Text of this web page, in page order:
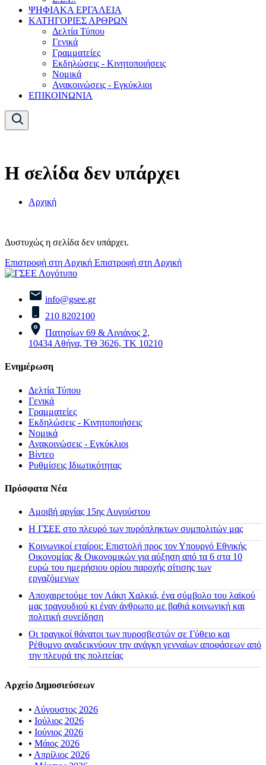
ΨΗΦΙΑΚΑ ΕΡΓΑΛΕΙΑ
ΚΑΤΗΓΟΡΙΕΣ ΑΡΘΡΩΝ
Δελτία Τύπου
Γενικά
Γραμματείες
Εκδηλώσεις - Κινητοποιήσεις
Νομικά
Ανακοινώσεις - Εγκύκλιοι
ΕΠΙΚΟΙΝΩΝΙΑ
Η σελίδα δεν υπάρχει
Αρχική
Δυστυχώς η σελίδα δεν υπάρχει.
Επιστροφή στη Αρχική Επιστροφή στη Αρχική
info@gsee.gr
210 8202100
Πατησίων 69 & Αινιάνος 2,
10434 Αθήνα, ΤΘ 3626, ΤΚ 10210
Ενημέρωση
Δελτία Τύπου
Γενικά
Γραμματείες
Εκδηλώσεις - Κινητοποιήσεις
Νομικά
Ανακοινώσεις - Εγκύκλιοι
Βίντεο
Ρυθμίσεις Ιδιωτικότητας
Πρόσφατα Νέα
Αμοιβή αργίας 15ης Αυγούστου
H ΓΣΕΕ στο πλευρό των πυρόπληκτων συμπολιτών μας
Κοινωνικοί εταίροι: Επιστολή προς τον Υπουργό Εθνικής
Οικονομίας & Οικονομικών για αύξηση από τα 6 στα 10
ευρώ του ημερήσιου ορίου παροχής σίτισης των
εργαζόμενων
Αποχαιρετούμε τον Λάκη Χαλκιά, ένα σύμβολο του λαϊκού
μας τραγουδιού κι έναν άνθρωπο με βαθιά κοινωνική και
πολιτική συνείδηση
Οι τραγικοί θάνατοι των πυροσβεστών σε Γύθειο και
Ρέθυμνο αναδεικνύουν την ανάγκη γενναίων αποφάσεων από
την πλευρά της πολιτείας
Αρχείο Δημοσιεύσεων
• Αύγουστος 2026
• Ιούλιος 2026
• Ιούνιος 2026
• Μάιος 2026
• Απρίλιος 2026